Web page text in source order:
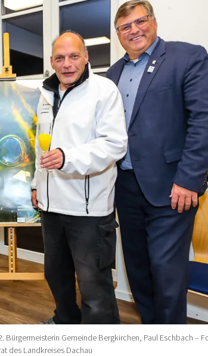
Bürgermeisterin Gemeinde Bergkirchen, Paul Eschbach –
des Landkreises Dachau